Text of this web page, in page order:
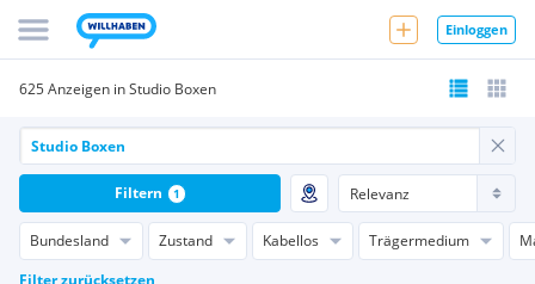
Einloggen
625 Anzeigen in Studio Boxen
Bundesland Zustand Kabellos Trägermedium
Filter zurücksetzen
Filtern 1